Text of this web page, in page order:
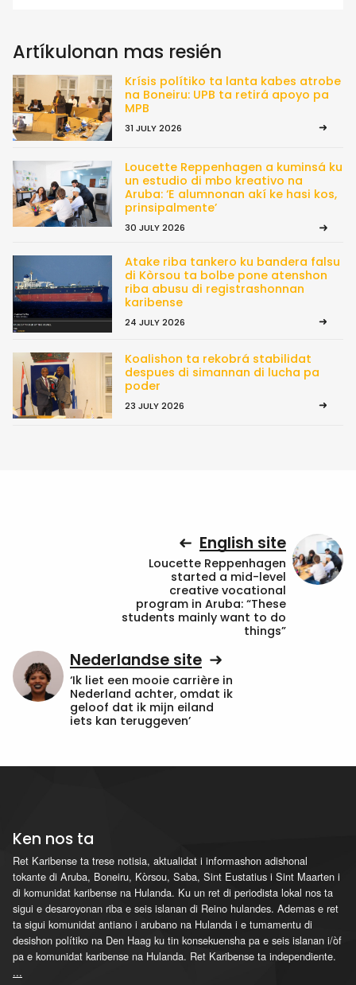
Artíkulonan mas resién
Krísis polítiko ta lanta kabes atrobe
na Boneiru: UPB ta retirá apoyo pa
MPB
31 JULY 2026
Loucette Reppenhagen a kuminsá ku
un estudio di mbo kreativo na
Aruba: ‘E alumnonan akí ke hasi kos,
prinsipalmente’
30 JULY 2026
Atake riba tankero ku bandera falsu
di Kòrsou ta bolbe pone atenshon
riba abusu di registrashonnan
karibense
24 JULY 2026
Koalishon ta rekobrá stabilidat
despues di simannan di lucha pa
poder
23 JULY 2026
English site
Loucette Reppenhagen
started a mid-level
creative vocational
program in Aruba: “These
students mainly want to do
things”
Nederlandse site
‘Ik liet een mooie carrière in
Nederland achter, omdat ik
geloof dat ik mijn eiland
iets kan teruggeven’
Ken nos ta
Ret Karibense ta trese notisia, aktualidat i informashon adishonal
tokante di Aruba, Boneiru, Kòrsou, Saba, Sint Eustatius i Sint Maarten i
di komunidat karibense na Hulanda. Ku un ret di periodista lokal nos ta
sigui e desaroyonan riba e seis islanan di Reino hulandes. Ademas e ret
ta sigui komunidat antiano i arubano na Hulanda i e tumamentu di
desishon polítiko na Den Haag ku tin konsekuensha pa e seis islanan i/òf
pa e komunidat karibense na Hulanda. Ret Karibense ta independiente.
...